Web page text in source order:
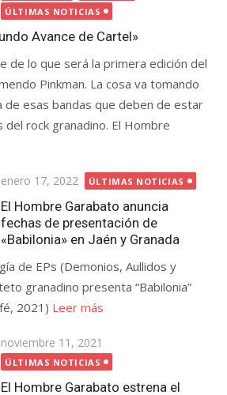
ÚLTIMAS NOTICIAS
Avance de Cartel»
de lo que será la primera edición del
Pinkman. La cosa va tomando
de esas bandas que deben de estar
rock granadino. El Hombre
Publicada
el
enero 17, 2022 ÚLTIMAS NOTICIAS
El Hombre Garabato anuncia
fechas de presentación de
«Babilonia» en Jaén y Granada
de EPs (Demonios, Aullidos y
granadino presenta “Babilonia”
2021) Leer más
Publicada
el
noviembre 11, 2021
ÚLTIMAS NOTICIAS
El Hombre Garabato estrena el